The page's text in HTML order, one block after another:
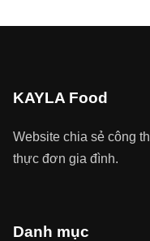
KAYLA Food
Website chia sẻ công
thực đơn gia đình.
Danh mục